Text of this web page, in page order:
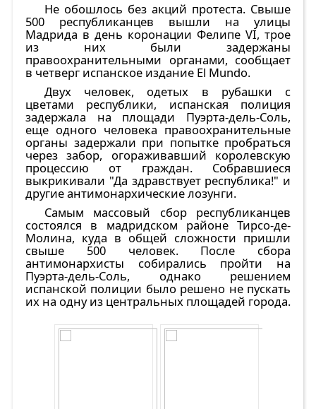
Не обошлось без акций протеста. Свыше
500 республиканцев вышли на улицы
Мадрида в день коронации Фелипе VI, трое
из них были задержаны
правоохранительными органами, сообщает
в четверг испанское издание El Mundo.
Двух человек, одетых в рубашки с
цветами республики, испанская полиция
задержала на площади Пуэрта-дель-Соль,
еще одного человека правоохранительные
органы задержали при попытке пробраться
через забор, огораживавший королевскую
процессию от граждан. Собравшиеся
выкрикивали "Да здравствует республика!" и
другие антимонархические лозунги.
Самым массовый сбор республиканцев
состоялся в мадридском районе Тирсо-де-
Молина, куда в общей сложности пришли
свыше 500 человек. После сбора
антимонархисты собирались пройти на
Пуэрта-дель-Соль, однако решением
испанской полиции было решено не пускать
их на одну из центральных площадей города.